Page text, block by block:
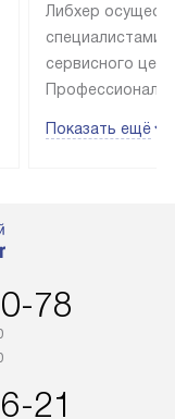
Либхер
специалистами
сервисного
эксплуатации
Показать ещё
78
21